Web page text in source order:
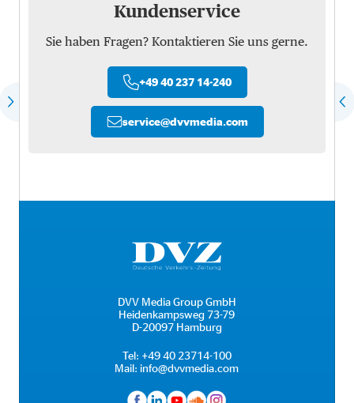
Kundenservice
Sie haben Fragen? Kontaktieren Sie uns gerne.
+49 40 237 14-240
service@dvvmedia.com
DVV Media Group GmbH
Heidenkampsweg 73-79
D-20097 Hamburg
Tel: +49 40 23714-100
Mail: info@dvvmedia.com